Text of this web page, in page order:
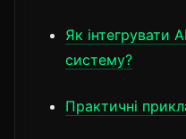
Як інтегрувати
систему?
Практичні